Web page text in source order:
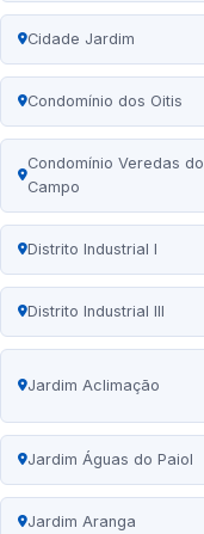
Cidade Jardim
Condomínio dos Oitis
Condomínio Veredas do
Campo
Distrito Industrial I
Distrito Industrial III
Jardim Aclimação
Jardim Águas do Paiol
Jardim Aranga